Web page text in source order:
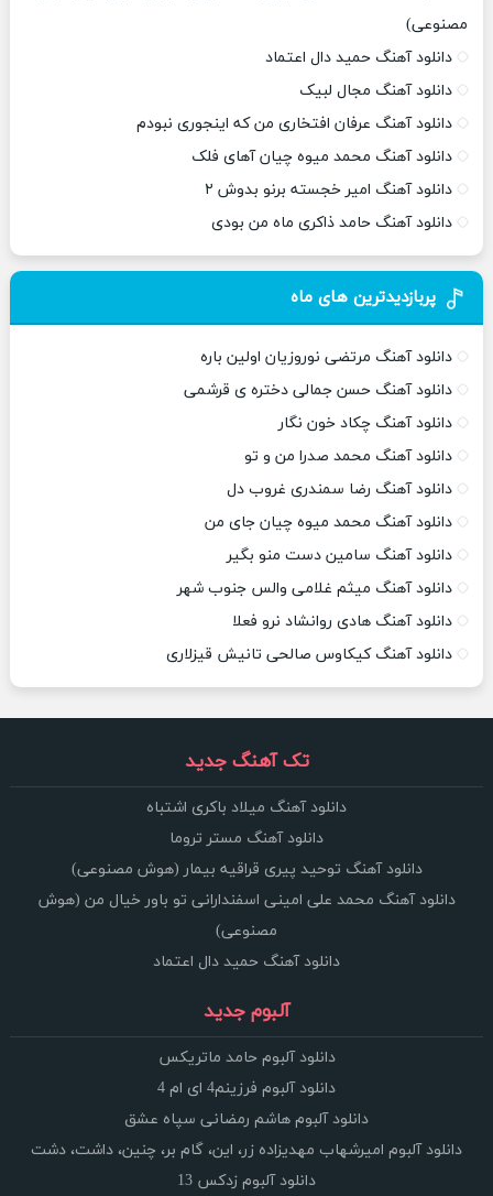
مصنوعی)
دانلود آهنگ حمید دال اعتماد
دانلود آهنگ مجال لبیک
دانلود آهنگ عرفان افتخاری من که اینجوری نبودم
دانلود آهنگ محمد میوه چیان آهای فلک
دانلود آهنگ امیر خجسته برنو بدوش ۲
دانلود آهنگ حامد ذاکری ماه من بودی
پربازدیدترین های ماه
دانلود آهنگ مرتضی نوروزیان اولین باره
دانلود آهنگ حسن جمالی دختره ی قرشمی
دانلود آهنگ چکاد خون نگار
دانلود آهنگ محمد صدرا من و تو
دانلود آهنگ رضا سمندری غروب دل
دانلود آهنگ محمد میوه چیان جای من
دانلود آهنگ سامین دست منو بگیر
دانلود آهنگ میثم غلامی والس جنوب شهر
دانلود آهنگ هادی روانشاد نرو فعلا
دانلود آهنگ کیکاوس صالحی تانیش قیزلاری
تک آهنگ جدید
دانلود آهنگ میلاد باکری اشتباه
دانلود آهنگ مستر تروما
دانلود آهنگ توحید پیری قراقیه بیمار (هوش مصنوعی)
دانلود آهنگ محمد علی امینی اسفندارانی تو باور خیال من (هوش
مصنوعی)
دانلود آهنگ حمید دال اعتماد
آلبوم جدید
دانلود آلبوم حامد ماتریکس
دانلود آلبوم فرزینم4 ای ام 4
دانلود آلبوم هاشم رمضانی سپاه عشق
دانلود آلبوم امیرشهاب مهدیزاده زر، این، گام بر، چنین، داشت، دشت
دانلود آلبوم زدکس 13